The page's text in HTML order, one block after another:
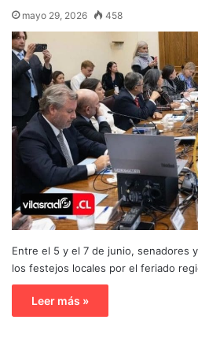
mayo 29, 2026 458
Entre el 5 y el 7 de junio, senadores
los festejos locales por el feriado
Leer más »